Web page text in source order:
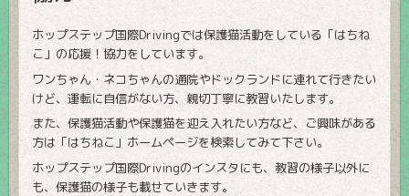
ホップステップ国際Drivingでは保護猫活動をしている「はちね
こ」の応援！協力をしています。
ワンちゃん・ネコちゃんの通院やドックランドに連れて行きたい
けど、運転に自信がない方、親切丁寧に教習いたします。
また、保護猫活動や保護猫を迎え入れたい方など、ご興味がある
方は「はちねこ」ホームページを検索してみて下さい。
ホップステップ国際Drivingのインスタにも、教習の様子以外に
も、保護猫の様子も載せていきます。